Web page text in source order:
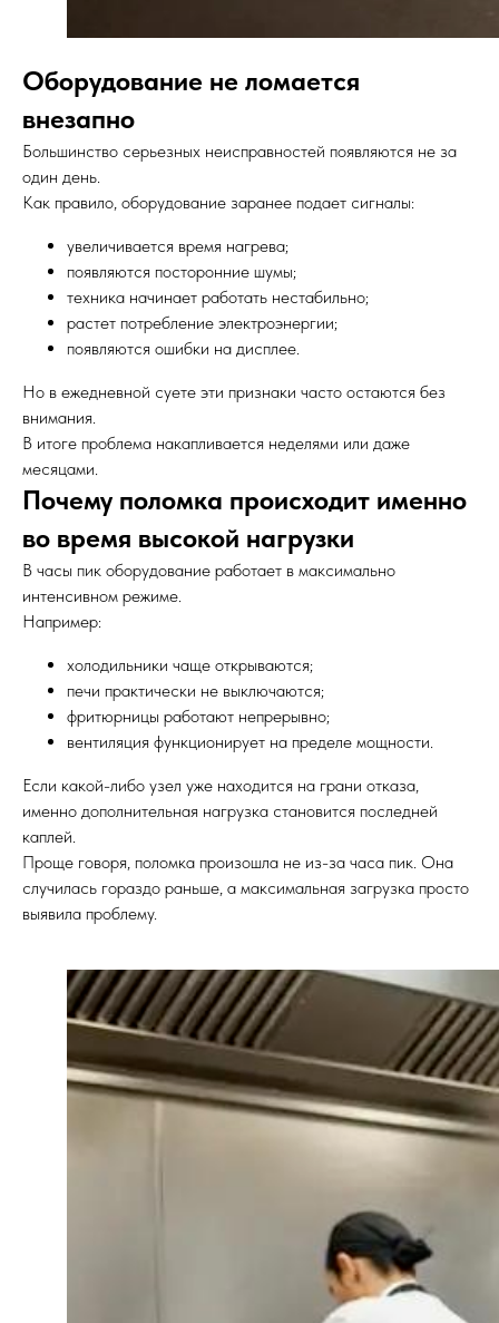
Оборудование не ломается
внезапно
Большинство серьезных неисправностей появляются не за
один день.
Как правило, оборудование заранее подает сигналы:
увеличивается время нагрева;
появляются посторонние шумы;
техника начинает работать нестабильно;
растет потребление электроэнергии;
появляются ошибки на дисплее.
Но в ежедневной суете эти признаки часто остаются без
внимания.
В итоге проблема накапливается неделями или даже
месяцами.
Почему поломка происходит именно
во время высокой нагрузки
В часы пик оборудование работает в максимально
интенсивном режиме.
Например:
холодильники чаще открываются;
печи практически не выключаются;
фритюрницы работают непрерывно;
вентиляция функционирует на пределе мощности.
Если какой-либо узел уже находится на грани отказа,
именно дополнительная нагрузка становится последней
каплей.
Проще говоря, поломка произошла не из-за часа пик. Она
случилась гораздо раньше, а максимальная загрузка просто
выявила проблему.